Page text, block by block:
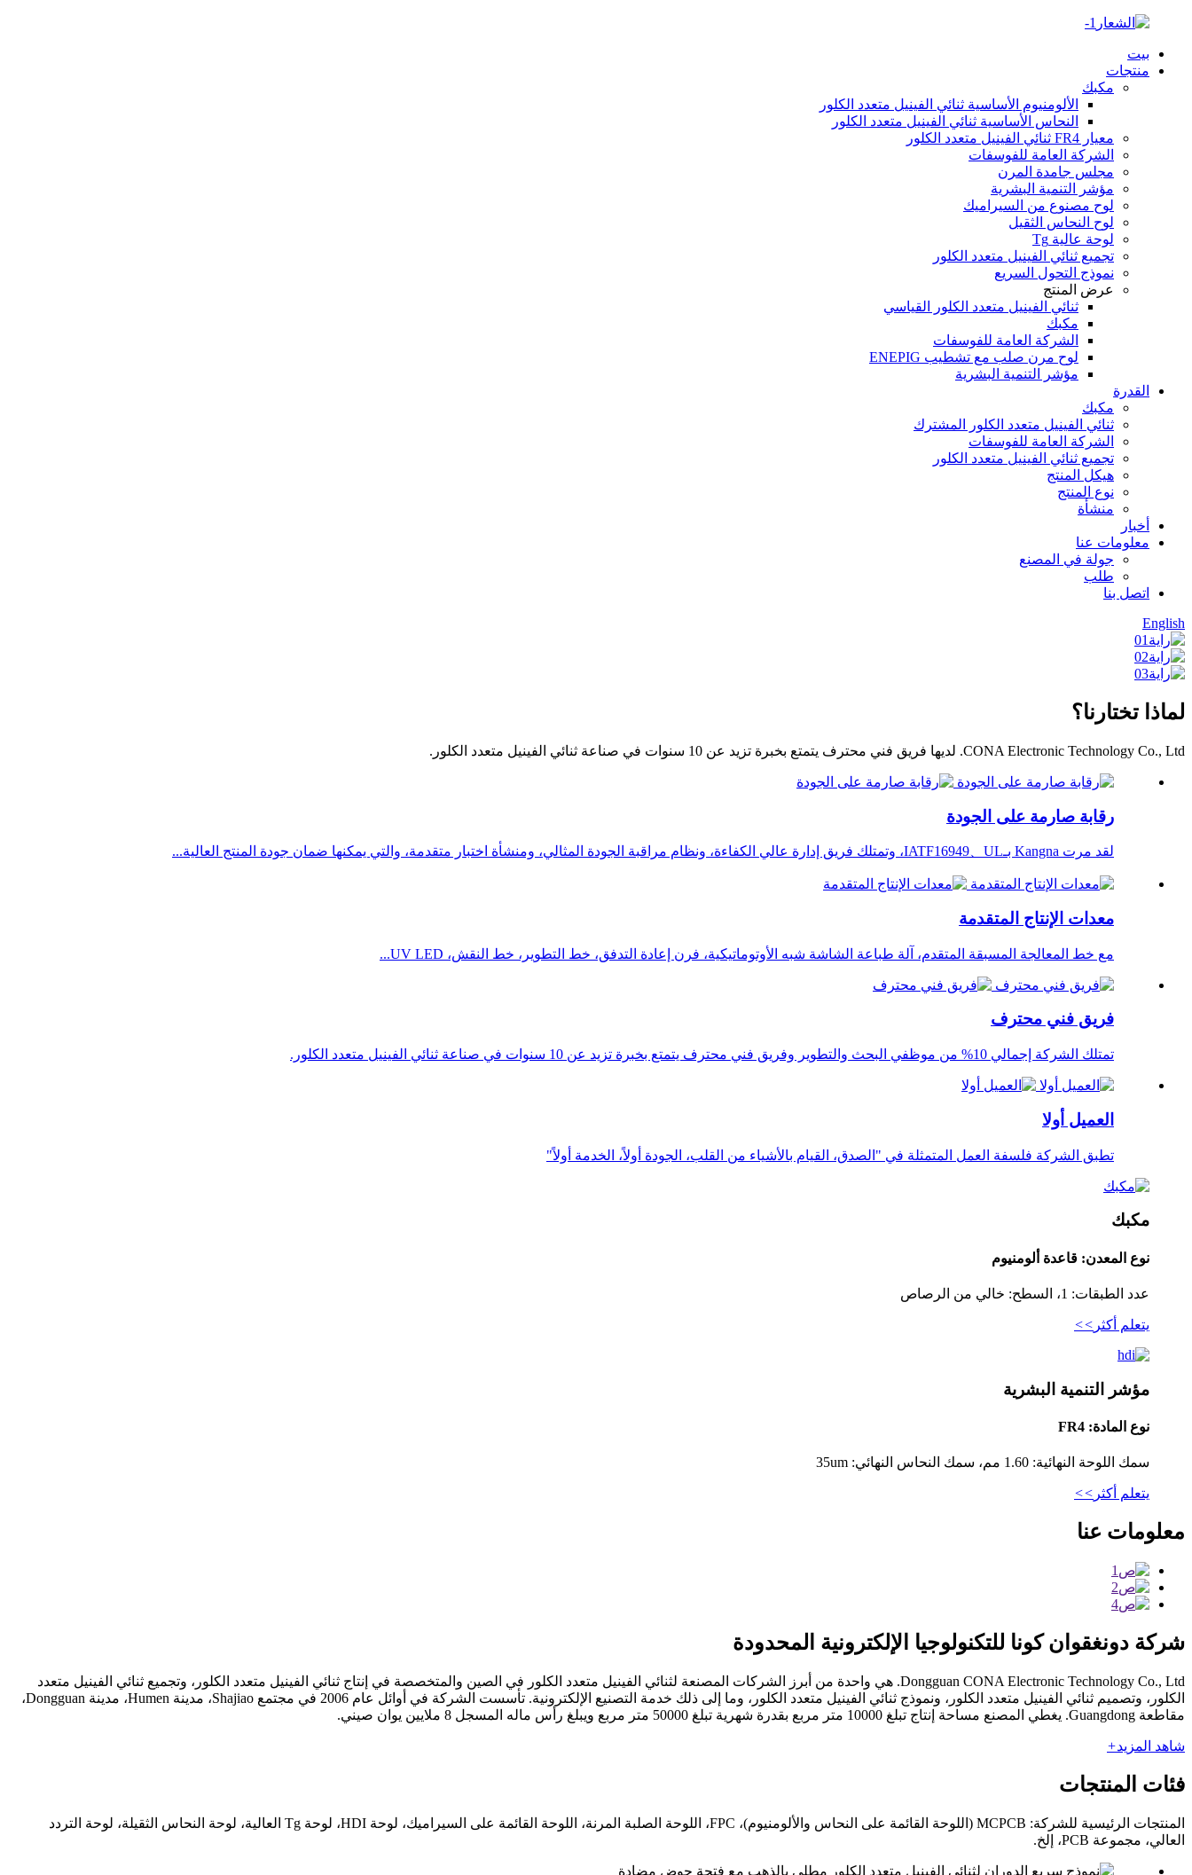
بيت
منتجات
مكبك
الألومنيوم الأساسية ثنائي الفينيل متعدد الكلور
النحاس الأساسية ثنائي الفينيل متعدد الكلور
معيار FR4 ثنائي الفينيل متعدد الكلور
الشركة العامة للفوسفات
مجلس جامدة المرن
مؤشر التنمية البشرية
لوح مصنوع من السيراميك
لوح النحاس الثقيل
لوحة عالية Tg
تجميع ثنائي الفينيل متعدد الكلور
نموذج التحول السريع
عرض المنتج
ثنائي الفينيل متعدد الكلور القياسي
مكبك
الشركة العامة للفوسفات
لوح مرن صلب مع تشطيب ENEPIG
مؤشر التنمية البشرية
القدرة
مكبك
ثنائي الفينيل متعدد الكلور المشترك
الشركة العامة للفوسفات
تجميع ثنائي الفينيل متعدد الكلور
هيكل المنتج
نوع المنتج
منشأة
أخبار
معلومات عنا
جولة في المصنع
طلب
اتصل بنا
English
لماذا تختارنا؟
CONA Electronic Technology Co., Ltd. لديها فريق فني محترف يتمتع بخبرة تزيد عن 10 سنوات في صناعة ثنائي الفينيل متعدد الكلور.
رقابة صارمة على الجودة
لقد مرت Kangna بـIATF16949、UL، وتمتلك فريق إدارة عالي الكفاءة، ونظام مراقبة الجودة المثالي، ومنشأة اختبار متقدمة، والتي يمكنها ضمان جودة المنتج العالية...
معدات الإنتاج المتقدمة
مع خط المعالجة المسبقة المتقدم، آلة طباعة الشاشة شبه الأوتوماتيكية، فرن إعادة التدفق، خط التطوير، خط النقش، UV LED...
فريق فني محترف
تمتلك الشركة إجمالي 10% من موظفي البحث والتطوير وفريق فني محترف يتمتع بخبرة تزيد عن 10 سنوات في صناعة ثنائي الفينيل متعدد الكلور.
العميل أولا
تطبق الشركة فلسفة العمل المتمثلة في "الصدق، القيام بالأشياء من القلب، الجودة أولاً، الخدمة أولاً"
مكبك
نوع المعدن: قاعدة ألومنيوم
عدد الطبقات: 1، السطح: خالي من الرصاص
يتعلم أكثر >>
مؤشر التنمية البشرية
نوع المادة: FR4
سمك اللوحة النهائية: 1.60 مم، سمك النحاس النهائي: 35um
يتعلم أكثر >>
معلومات عنا
شركة دونغقوان كونا للتكنولوجيا الإلكترونية المحدودة
Dongguan CONA Electronic Technology Co., Ltd. هي واحدة من أبرز الشركات المصنعة لثنائي الفينيل متعدد الكلور في الصين والمتخصصة في إنتاج ثنائي الفينيل متعدد الكلور، وتجميع ثنائي الفينيل متعدد
الكلور، وتصميم ثنائي الفينيل متعدد الكلور، ونموذج ثنائي الفينيل متعدد الكلور، وما إلى ذلك خدمة التصنيع الإلكترونية. تأسست الشركة في أوائل عام 2006 في مجتمع Shajiao، مدينة Humen، مدينة Dongguan،
مقاطعة Guangdong. يغطي المصنع مساحة إنتاج تبلغ 10000 متر مربع بقدرة شهرية تبلغ 50000 متر مربع ويبلغ رأس ماله المسجل 8 ملايين يوان صيني.
شاهد المزيد+
فئات المنتجات
المنتجات الرئيسية للشركة: MCPCB (اللوحة القائمة على النحاس والألومنيوم)، FPC، اللوحة الصلبة المرنة، اللوحة القائمة على السيراميك، لوحة HDI، لوحة Tg العالية، لوحة النحاس الثقيلة، لوحة التردد
العالي، مجموعة PCB، إلخ.